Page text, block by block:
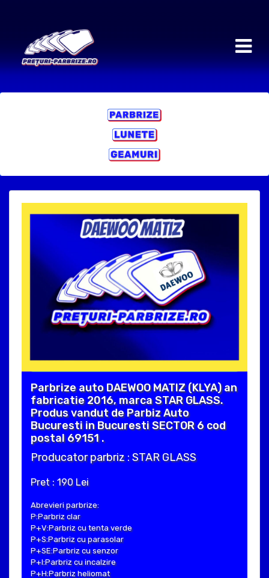
Parbrize auto DAEWOO MATIZ (KLYA) an
fabricatie 2016, marca STAR GLASS.
Produs vandut de Parbiz Auto
Bucuresti in Bucuresti SECTOR 6 cod
postal 69151 .
Producator parbriz : STAR GLASS
Pret : 190 Lei
Abrevieri parbrize:
P:Parbriz clar
P+V:Parbriz cu tenta verde
P+S:Parbriz cu parasolar
P+SE:Parbriz cu senzor
P+I:Parbriz cu incalzire
P+H:Parbriz heliomat